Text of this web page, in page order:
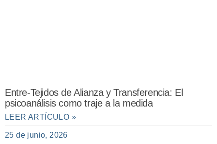
Entre-Tejidos de Alianza y Transferencia: El
psicoanálisis como traje a la medida
LEER ARTÍCULO »
25 de junio, 2026